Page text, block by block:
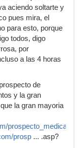
aciendo soltarte y
pues mira, el
para esto, porque
todos, digo
por
a las 4 horas
de
y la gran
la gran mayoria
prosp ... .asp?